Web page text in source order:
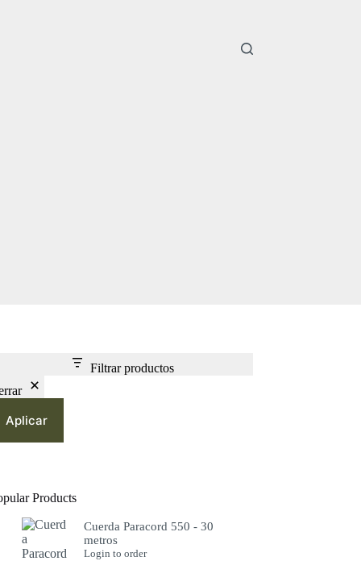
Filtrar productos
Aplicar
Products
Cuerda Paracord 550 - 30
metros
Login to order